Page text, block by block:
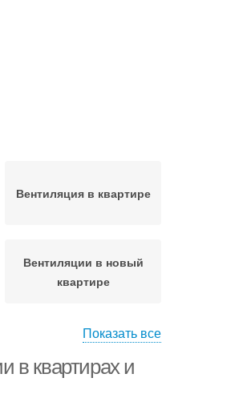
Вентиляция в квартире
Вентиляции в новый
квартире
Показать все
в квартирах и